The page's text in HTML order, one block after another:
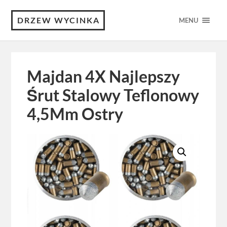
DRZEW WYCINKA MENU
Majdan 4X Najlepszy
Śrut Stalowy Teflonowy
4,5Mm Ostry